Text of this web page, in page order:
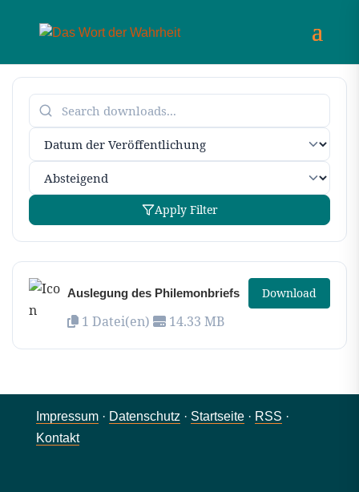
Apply Filter
Auslegung des Philemonbriefs
1 Datei(en) 14.33 MB
Download
Impressum· Datenschutz · Startseite· RSS ·
Kontakt